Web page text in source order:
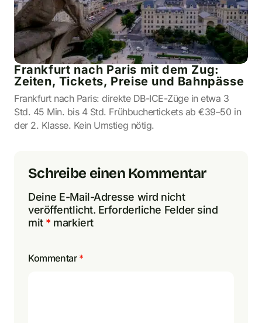
Frankfurt nach Paris mit dem Zug:
Zeiten, Tickets, Preise und Bahnpässe
Frankfurt nach Paris: direkte DB-ICE-Züge in etwa 3
Std. 45 Min. bis 4 Std. Frühbuchertickets ab €39–50 in
der 2. Klasse. Kein Umstieg nötig.
Schreibe einen Kommentar
Deine E-Mail-Adresse wird nicht
veröffentlicht. Erforderliche Felder sind
mit * markiert
Kommentar *